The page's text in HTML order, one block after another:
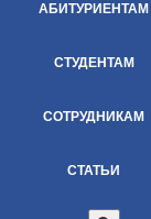
АБИТУРИЕНТАМ
СТУДЕНТАМ
СОТРУДНИКАМ
СТАТЬИ